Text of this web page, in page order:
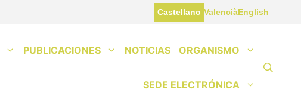
Castellano ValenciàEnglish
PUBLICACIONES NOTICIAS ORGANISMO
SEDE ELECTRÓNICA